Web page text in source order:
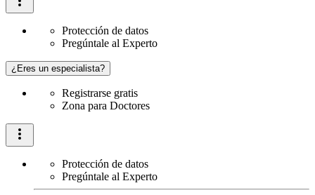
Protección de datos
Pregúntale al Experto
¿Eres un especialista?
Registrarse gratis
Zona para Doctores
Protección de datos
Pregúntale al Experto